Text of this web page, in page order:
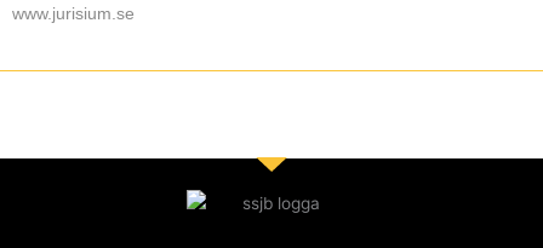
www.jurisium.se